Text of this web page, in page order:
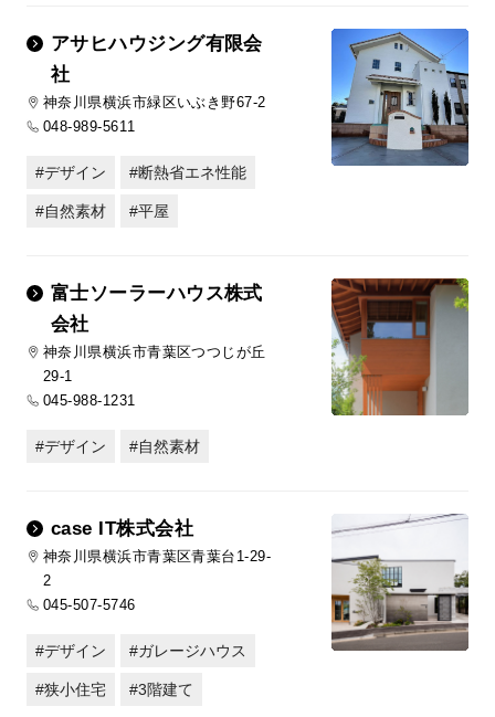
アサヒハウジング有限会
社
神奈川県横浜市緑区いぶき野67-2
048-989-5611
デザイン 断熱省エネ性能
自然素材 平屋
富士ソーラーハウス株式
会社
神奈川県横浜市青葉区つつじが丘
29-1
045-988-1231
デザイン 自然素材
case IT株式会社
神奈川県横浜市青葉区青葉台1-29-
2
045-507-5746
デザイン ガレージハウス
狭小住宅 3階建て